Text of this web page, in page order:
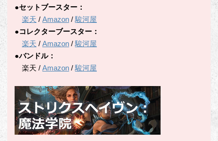
●セットブースター：
楽天 / Amazon /駿河屋
●コレクターブースター：
楽天 / Amazon /駿河屋
●バンドル：
楽天 / Amazon /駿河屋